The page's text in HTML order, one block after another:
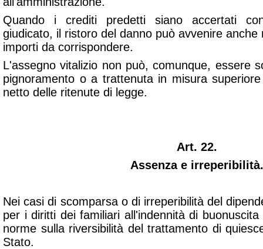
Quando i crediti predetti siano accertati
giudicato, il ristoro del danno può avvenire
importi da corrispondere.
L'assegno vitalizio non può, comunque, essere
pignoramento o a trattenuta in misura
netto delle ritenute di legge.
Art. 22.
Assenza e irreperibilità.
Nei casi di scomparsa o di irreperibilità del
per i diritti dei familiari all'indennità di
norme sulla riversibilità del trattamento di
Stato.